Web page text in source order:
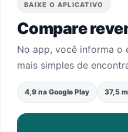
BAIXE O APLICATIVO
Compare
No app, você informa o
mais simples de
4,9 na Google Play 37,5